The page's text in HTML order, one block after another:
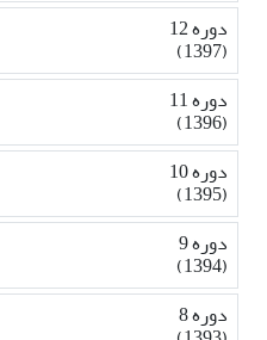
دوره 12
(1397)
دوره 11
(1396)
دوره 10
(1395)
دوره 9
(1394)
دوره 8